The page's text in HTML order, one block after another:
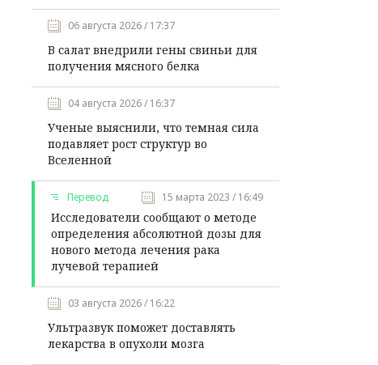
06 августа 2026 / 17:37
В салат внедрили гены свиньи для
получения мясного белка
04 августа 2026 / 16:37
Ученые выяснили, что темная сила
подавляет рост структур во
Вселенной
Перевод 15 марта 2023 / 16:49
Исследователи сообщают о методе
определения абсолютной дозы для
нового метода лечения рака
лучевой терапией
03 августа 2026 / 16:22
Ультразвук поможет доставлять
лекарства в опухоли мозга